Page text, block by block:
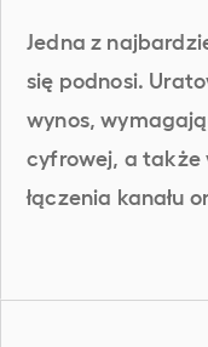
Jedna z
się podnosi.
wynos,
cyfrowej, a także
łączenia kanału